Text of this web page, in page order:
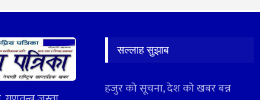
सल्लाह सुझाब
हजुर को सूचना, देश को खबर बन्न